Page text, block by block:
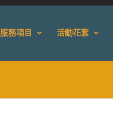
服務項目 活動花絮